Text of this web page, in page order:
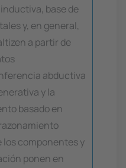
base de
y, en general,
a partir de
abductiva
y la
basado en
componentes y
ponen en